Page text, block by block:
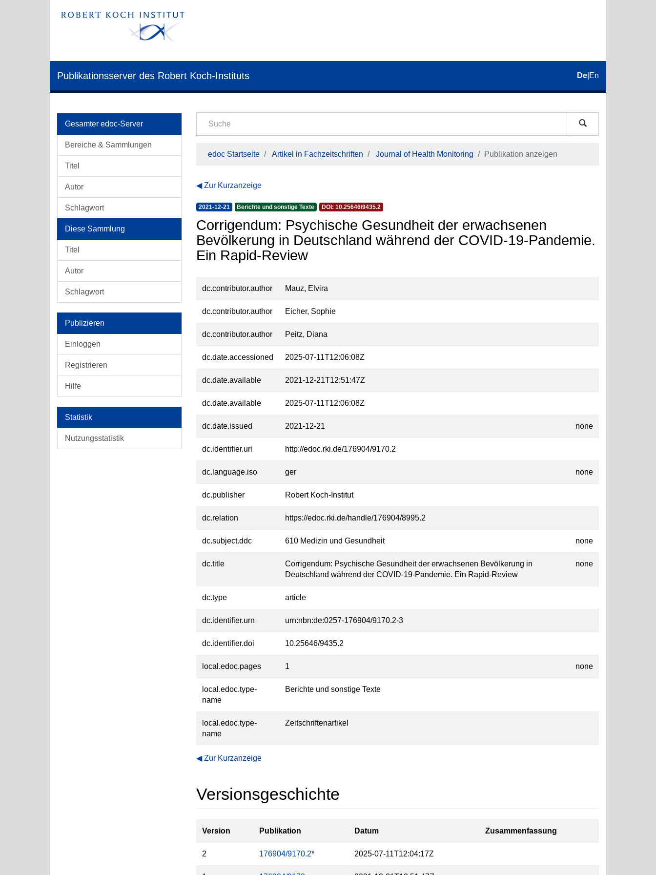
Publikationsserver des Robert Koch-Instituts De En
Gesamter edoc-Server
Bereiche & Sammlungen
Titel
Autor
Schlagwort
Diese Sammlung
Titel
Autor
Schlagwort
Publizieren
Einloggen
Registrieren
Hilfe
Statistik
Nutzungsstatistik
edoc Startseite Artikel in Fachzeitschriften Journal of Health Monitoring Publikation anzeigen
Zur Kurzanzeige
2021-12-21 Berichte und sonstige Texte DOI: 10.25646/9435.2
Corrigendum: Psychische Gesundheit der erwachsenen
Bevölkerung in Deutschland während der COVID-19-Pandemie.
Ein Rapid-Review
dc.contributor.author Mauz, Elvira
dc.contributor.author Eicher, Sophie
dc.contributor.author Peitz, Diana
dc.date.accessioned 2025-07-11T12:06:08Z
dc.date.available 2021-12-21T12:51:47Z
dc.date.available 2025-07-11T12:06:08Z
dc.date.issued 2021-12-21 none
dc.identifier.uri http://edoc.rki.de/176904/9170.2
dc.language.iso ger none
dc.publisher Robert Koch-Institut
dc.relation https://edoc.rki.de/handle/176904/8995.2
dc.subject.ddc 610 Medizin und Gesundheit none
dc.title
Corrigendum: Psychische Gesundheit der erwachsenen Bevölkerung in
Deutschland während der COVID-19-Pandemie. Ein Rapid-Review
none
dc.type article
dc.identifier.urn urn:nbn:de:0257-176904/9170.2-3
dc.identifier.doi 10.25646/9435.2
local.edoc.pages 1 none
local.edoc.type-
name
Berichte und sonstige Texte
local.edoc.type-
name
Zeitschriftenartikel
Zur Kurzanzeige
Versionsgeschichte
Version Publikation Datum Zusammenfassung
2 176904/9170.2* 2025-07-11T12:04:17Z